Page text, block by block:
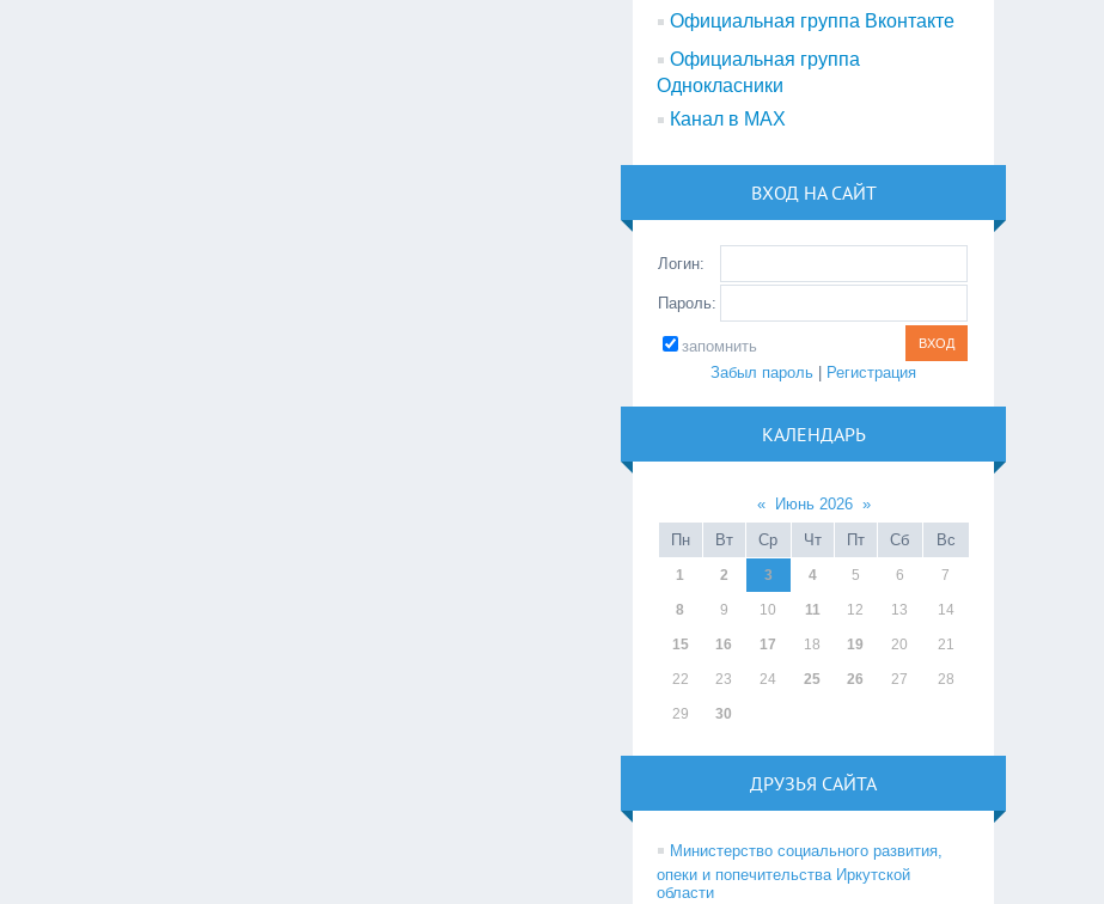
Официальная группа Вконтакте
Официальная группа
Однокласники
Канал в МАХ
ВХОД НА САЙТ
Логин:
Пароль:
запомнить
Забыл пароль| Регистрация
КАЛЕНДАРЬ
« Июнь 2026 »
Пн
Вт Ср Чт Пт Сб Вс
1 2 3 4 5 6 7
8 9 10 11 12 13 14
15 16 17 18 19 20 21
22 23 24 25 26 27 28
29 30
ДРУЗЬЯ САЙТА
Министерство социального развития,
опеки и попечительства Иркутской
области